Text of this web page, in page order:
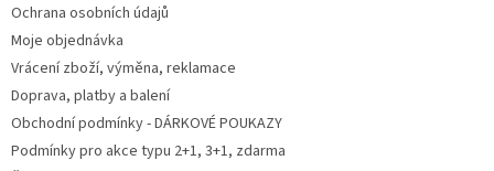
Ochrana osobních údajů
Moje objednávka
Vrácení zboží, výměna, reklamace
Doprava, platby a balení
Obchodní podmínky - DÁRKOVÉ POUKAZY
Podmínky pro akce typu 2+1, 3+1, zdarma